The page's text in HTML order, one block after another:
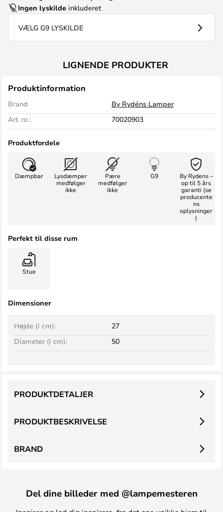
Ingen lyskilde inkluderet
VÆLG G9 LYSKILDE
LIGNENDE PRODUKTER
Produktinformation
Brand
By Rydéns Lamper
Art. nr.:
70020903
Produktfordele
Dæmpbar
Lysdæmper
medfølger
ikke
Pære
medfølger
ikke
G9
By Rydens –
op til 5 års
garanti (se
producente
ns
oplysninger
)
Perfekt til disse rum
Stue
Dimensioner
Højde (i cm):
27
Diameter (i cm):
50
PRODUKTBESKRIVELSE
PRODUKTDETALJER
BRAND
Del dine billeder med @lampemesteren